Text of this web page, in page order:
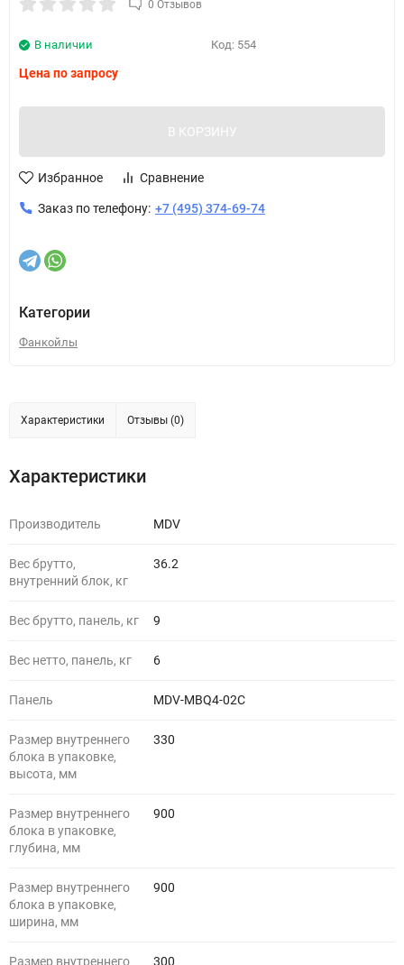
0 Отзывов
Код: 554
В наличии
Цена по запросу
В КОРЗИНУ
Избранное Сравнение
Заказ по телефону: +7 (495) 374-69-74
Категории
Фанкойлы
Характеристики Отзывы (0)
Характеристики
Производитель MDV
Вес брутто,
внутренний блок, кг
36.2
Вес брутто, панель, кг 9
Вес нетто, панель, кг 6
Панель MDV-MBQ4-02C
Размер внутреннего
блока в упаковке,
высота, мм
330
Размер внутреннего
блока в упаковке,
глубина, мм
900
Размер внутреннего
блока в упаковке,
ширина, мм
900
Размер внутреннего
300